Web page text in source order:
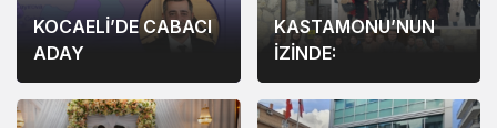
KOCAELİ’DE CABACI
ADAY
KASTAMONU’NUN
İZİNDE: